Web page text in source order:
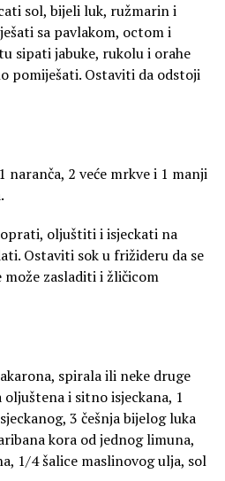
sol, bijeli luk, ružmarin i
sa pavlakom, octom i
sipati jabuke, rukolu i orahe
pomiješati. Ostaviti da odstoji
naranča, 2 veće mrkve i 1 manji
oprati, oljuštiti i isjeckati na
Ostaviti sok u frižideru da se
može zasladiti i žličicom
spirala ili neke druge
i sitno isjeckana, 1
3 češnja bijelog luka
kora od jednog limuna,
1/4 šalice maslinovog ulja, sol